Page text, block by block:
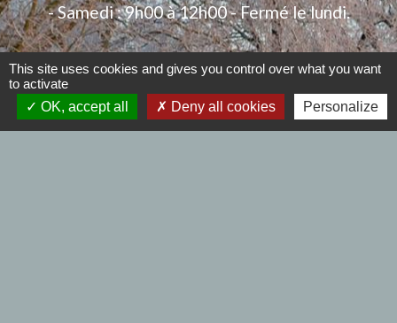
- Samedi : 9h00 à 12h00 - Fermé le lundi.
Liens
This site uses cookies and gives you control over what you want
to activate
OK, accept all
Deny all cookies Personalize